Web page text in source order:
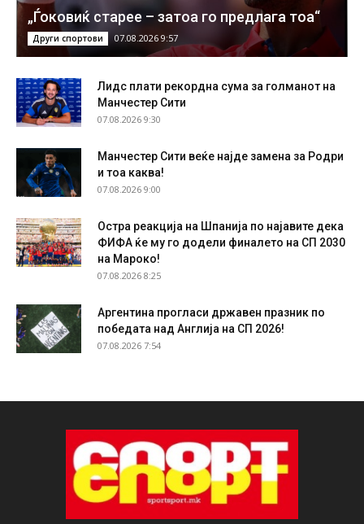
„Ѓоковиќ старее – затоа го предлага тоа“
Други спортови 07.08.2026 9:57
Лидс плати рекордна сума за голманот на
Манчестер Сити
07.08.2026 9:30
Манчестер Сити веќе најде замена за Родри
и тоа каква!
07.08.2026 9:00
Остра реакција на Шпанија по најавите дека
ФИФА ќе му го додели финалето на СП 2030
на Мароко!
07.08.2026 8:25
Аргентина прогласи државен празник по
победата над Англија на СП 2026!
07.08.2026 7:54